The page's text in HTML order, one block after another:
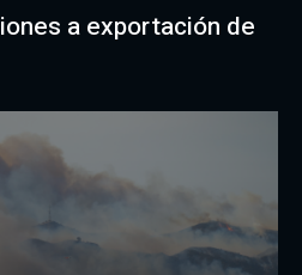
a exportación de